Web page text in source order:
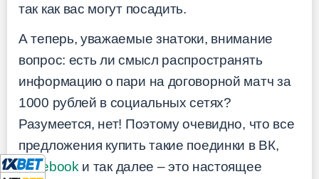
так как вас могут посадить.
А теперь, уважаемые знатоки, внимание
вопрос: есть ли смысл распространять
информацию о пари на договорной матч за
1000 рублей в социальных сетях?
Разумеется, нет! Поэтому очевидно, что все
предложения купить такие поединки в ВК,
Facebookи так далее – это настоящее